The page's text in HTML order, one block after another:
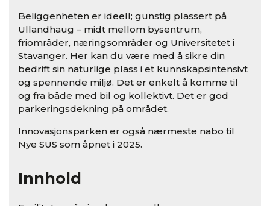
Beliggenheten er ideell; gunstig plassert på
Ullandhaug – midt mellom bysentrum,
friområder, næringsområder og Universitetet i
Stavanger. Her kan du være med å sikre din
bedrift sin naturlige plass i et kunnskapsintensivt
og spennende miljø. Det er enkelt å komme til
og fra både med bil og kollektivt. Det er god
parkeringsdekning på området.
Innovasjonsparken er også nærmeste nabo til
Nye SUS som åpnet i 2025.
Innhold